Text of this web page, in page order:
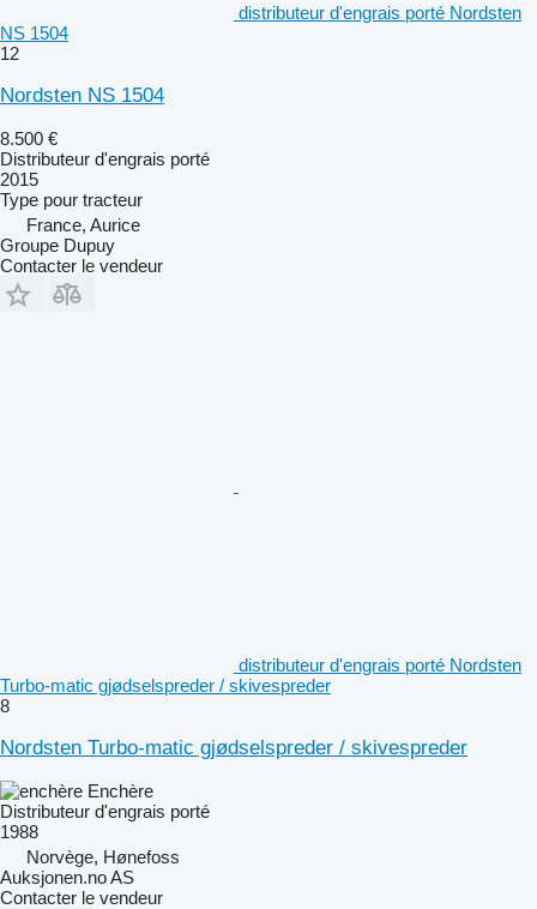
distributeur d'engrais porté Nordsten
NS 1504
12
Nordsten NS 1504
8.500 €
Distributeur d'engrais porté
2015
Type pour tracteur
France, Aurice
Groupe Dupuy
Contacter le vendeur
distributeur d'engrais porté Nordsten
Turbo-matic gjødselspreder / skivespreder
8
Nordsten Turbo-matic gjødselspreder / skivespreder
Enchère
Distributeur d'engrais porté
1988
Norvège, Hønefoss
Auksjonen.no AS
Contacter le vendeur